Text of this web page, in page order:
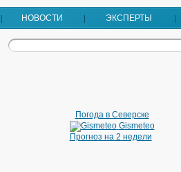
НОВОСТИ ЭКСПЕРТЫ
Погода в Северске
Gismeteo
Прогноз на 2 недели